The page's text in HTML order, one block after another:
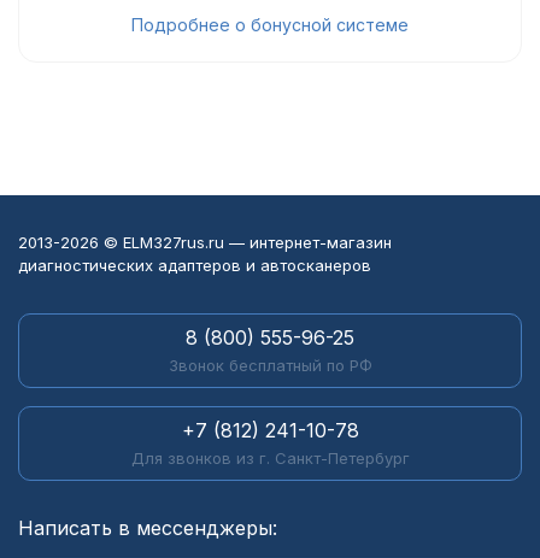
Подробнее о бонусной системе
2013-2026 © ELM327rus.ru — интернет-магазин
диагностических адаптеров и автосканеров
8 (800) 555-96-25
Звонок бесплатный по РФ
+7 (812) 241-10-78
Для звонков из г. Санкт-Петербург
Написать в мессенджеры: